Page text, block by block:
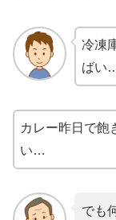
冷凍
ばい
カレー昨日で飽
い…
でも